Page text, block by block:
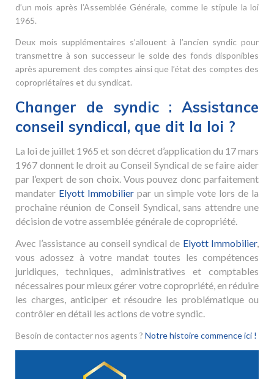
d’un mois après l’Assemblée Générale, comme le stipule la loi
1965.
Deux mois supplémentaires s’allouent à l’ancien syndic pour
transmettre à son successeur le solde des fonds disponibles
après apurement des comptes ainsi que l’état des comptes des
copropriétaires et du syndicat.
Changer de syndic : Assistance
conseil syndical, que dit la loi ?
La loi de juillet 1965 et son décret d’application du 17 mars
1967 donnent le droit au Conseil Syndical de se faire aider
par l’expert de son choix. Vous pouvez donc parfaitement
mandater Elyott Immobilierpar un simple vote lors de la
prochaine réunion de Conseil Syndical, sans attendre une
décision de votre assemblée générale de copropriété.
Avec l’assistance au conseil syndical de Elyott Immobilier,
vous adossez à votre mandat toutes les compétences
juridiques, techniques, administratives et comptables
nécessaires pour mieux gérer votre copropriété, en réduire
les charges, anticiper et résoudre les problématique ou
contrôler en détail les actions de votre syndic.
Besoin de contacter nos agents ? Notre histoire commence ici !